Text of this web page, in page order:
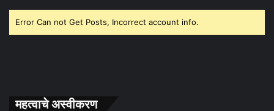
Error Can not Get Posts, Incorrect account info.
महत्वाचे अस्वीकरण